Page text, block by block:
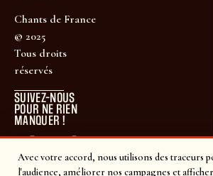
Avec votre accord, nous utilisons des traceurs
l'audience, améliorer nos campagnes et
Chants de France
© 2025
Tous droits
réservés
SUIVEZ-NOUS
POUR NE RIEN
MANQUER !